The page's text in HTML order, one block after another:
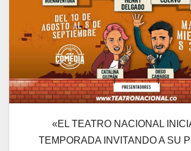
«EL TEATRO NACIONAL
TEMPORADA INVITANDO A SU